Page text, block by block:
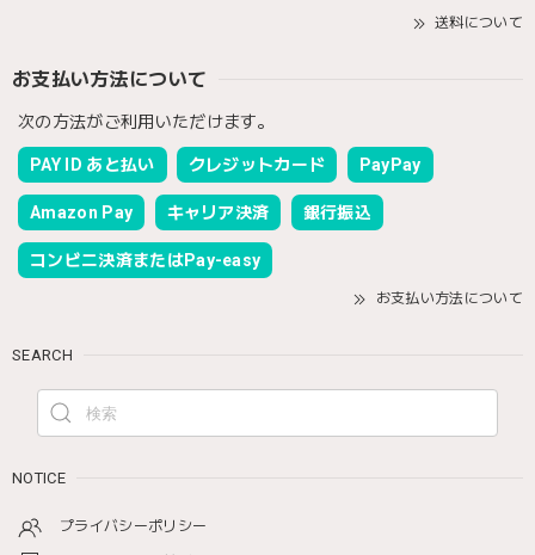
送料について
お支払い方法について
次の方法がご利用いただけます。
PAY ID あと払い クレジットカード PayPay
Amazon Pay キャリア決済 銀行振込
コンビニ決済またはPay-easy
お支払い方法について
SEARCH
NOTICE
プライバシーポリシー